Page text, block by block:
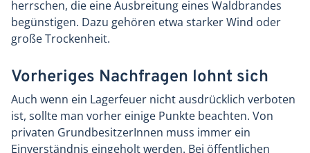
herrschen, die eine Ausbreitung eines Waldbrandes
begünstigen. Dazu gehören etwa starker Wind oder
große Trockenheit.
Vorheriges Nachfragen lohnt sich
Auch wenn ein Lagerfeuer nicht ausdrücklich verboten
ist, sollte man vorher einige Punkte beachten. Von
privaten GrundbesitzerInnen muss immer ein
Einverständnis eingeholt werden. Bei öffentlichen